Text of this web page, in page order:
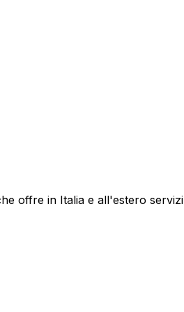
offre in Italia e all'estero